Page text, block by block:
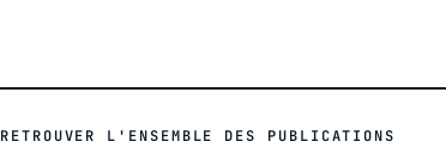
RETROUVER L'ENSEMBLE DES PUBLICATIONS